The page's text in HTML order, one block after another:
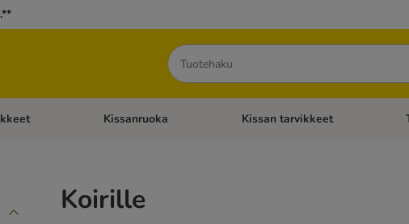
Hae
Koiranruoka Avaa kategoriavalikko: Koiran tarvikkeet
Kissanruoka Avaa kategoriavalikko: Kissanruoka
Kissan tarvikkeet
Koirille